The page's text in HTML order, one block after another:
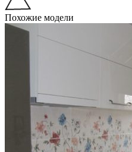
Похожие модели